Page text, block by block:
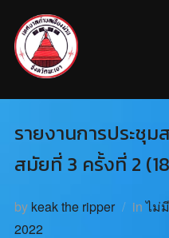
รายงานการประชุ
สมัยที่ 3 ครั้งที่ 2
by keak the ripper inไม่
2022